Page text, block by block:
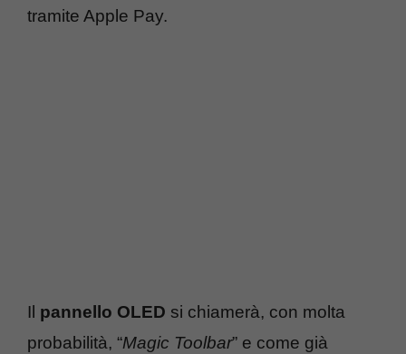
tramite Apple Pay.
Il pannello OLED si chiamerà, con molta
probabilità, “Magic Toolbar” e come già